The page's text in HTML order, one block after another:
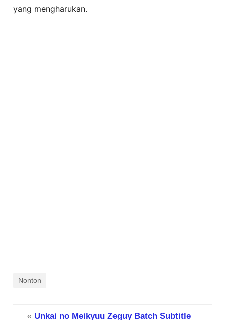
yang mengharukan.
Nonton
« Unkai no Meikyuu Zeguy Batch Subtitle